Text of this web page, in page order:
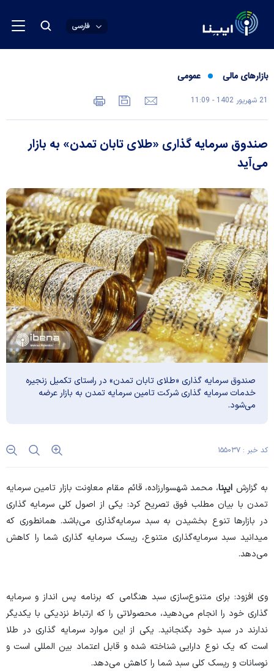
فارسی
بازارهای مالی عمومی
21 شهريور 1402 - 11:09
صندوق سرمایه گذاری «طلای تابان تمدن» به بازار
می‌آید
صندوق سرمایه گذاری «طلای تابان تمدن» در راستای تکمیل زنجیره
خدمات سرمایه گذاری شرکت تامین سرمایه تمدن به بازار عرضه
می‌شود.
کد خبر : ۱۵۵۰۳۷
به گزارش ایبِنا، محمد شهسوارزاده، قائم مقام معاونت بازار تامین سرمایه
تمدن با بیان مطلب فوق تصریح کرد: یکی از اصول کلی سرمایه گذاری
در بازار‌ها تنوع بخشیدن به سبد سرمایه‌گذاری می‌باشد. همانطوری که
میدانید سبد سرمایه‌گذاری متنوع، ریسک سرمایه گذاری شما را کاهش
می‌دهد.
وی افزود: برای متنوع‌سازی سبد هنگامی که برنامه پس انداز و سرمایه
گذاری خود را انجام می‌دهید، محصولاتی را که ارتباط نزدیکی با یکدیگر
ندارند در سبد خود بگنجانید. یکی از این موارد سرمایه گذاری در طلا
است که یک نوع دارایی شناخته شده و قابل اعتماد بین المللی است و
نوسانات و ریسک کلی سبد شما را کاهش می‌دهد.